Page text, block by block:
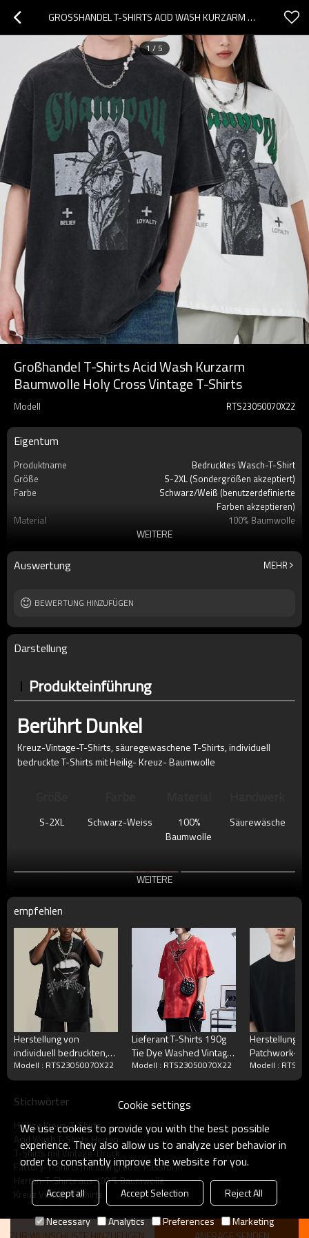
GROSSHANDEL T-SHIRTS ACID WASH KURZARM BAUMWOLLE HOLY CROSS VINTAGE T-SHIRTS
1 / 5
Großhandel T-Shirts Acid Wash Kurzarm
Baumwolle Holy Cross Vintage T-Shirts
Modell RTS23050070X22
Eigentum
Produktname
Bedrucktes Wasch-T-Shirt
Größe
S-2XL (Sondergrößen akzeptiert)
Farbe
Schwarz/Weiß (benutzerdefinierte
Farben akzeptieren)
Material
100% Baumwolle
Etikett
Benutzerdefiniertes Etikett akzeptieren
Marke
Berührt Dunkel
WEITERE
Auswertung MEHR
BEWERTUNG HINZUFÜGEN
Darstellung
Produkteinführung
Berührt Dunkel
Kreuz-Vintage-T-Shirts, säuregewaschene T-Shirts, individuell
bedruckte T-Shirts mitHeilig-Kreuz-Baumwolle
S-2XL Schwarz-Weiss
100%
Baumwolle
Säurewäsche
WEITERE
empfehlen
Herstellung von
individuell bedruckten,
gewaschenen T-Shirts
mit weißer Tinte und
gewaschener, dunkler
Baumwolle
Modell : RTS23050070X22
Lieferant T-Shirts 190g
Tie Dye Washed Vintage
Custom Cross T-Shirt T-
Shirts mit Übergröße
Modell : RTS23050070X22
Herstellung
Patchwork-T-
individuelles
Gurtnähten,
Modell :
Stichwörter
Heilige Kreuz-T-Shirts
Acid Wash T-Shirts Herren
T-Shirts mit Vintage-Druck
Factory-T-Shirts mit übergroßer Passform
Herren-T-Shirts aus 100 % Baumwolle
Kreuz Vintage T-Shirts
Cookie settings
We use cookies to provide you with the best possible
experience. They also allow us to analyze user behavior in
order to constantly improve the website for you.
Accept all Accept Selection
Reject All
Necessary
Analytics Preferences Marketing